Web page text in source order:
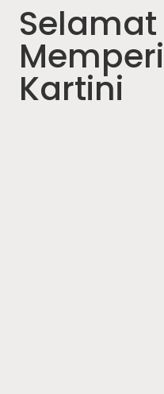
Selamat
Kartini